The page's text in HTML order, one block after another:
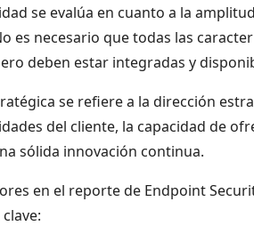
se evalúa en cuanto a la
es necesario que todas las
deben estar integradas y
se refiere a la dirección
del cliente, la capacidad de
sólida innovación continua.
en el reporte de Endpoint